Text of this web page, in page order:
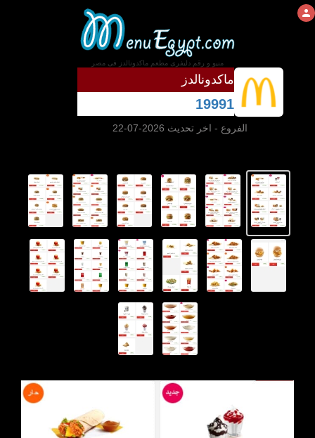
منيو و رقم دليفرى مطعم ماكدونالدز فى مصر
ماكدونالدز
19991
الفروع - اخر تحديث 2026-07-22